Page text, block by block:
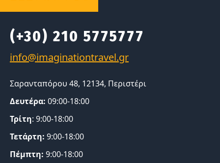
(+30) 210 5775777
Σαρανταπόρου 48, 12134, Περιστέρι
Δευτέρα: 09:00-18:00
Τρίτη: 9:00-18:00
Τετάρτη: 9:00-18:00
Πέμπτη: 9:00-18:00